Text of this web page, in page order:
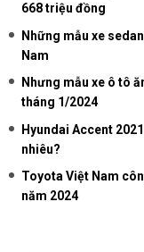
668 triệu đồng
Những mẫu xe
Nam
Nhưng mẫu xe ô tô
tháng 1/2024
Hyundai Accent
nhiêu?
Toyota Việt Nam
năm 2024